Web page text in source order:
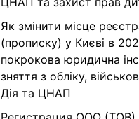
Як змінити місце
(прописку) у Києві в
покрокова юридична
зняття з обліку,
Дія та ЦНАП